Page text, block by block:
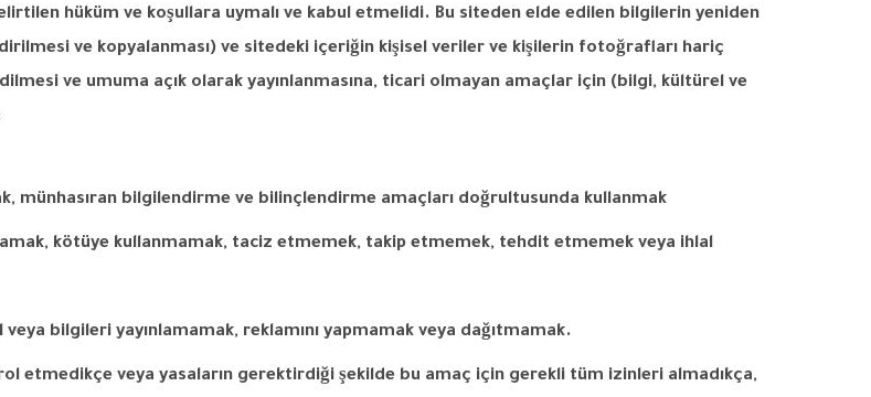
hüküm ve koşullara uymalı ve kabul etmelidi. Bu siteden elde edilen bilgilerin yeniden
ve kopyalanması) ve sitedeki içeriğin kişisel veriler ve kişilerin fotoğrafları hariç
ve umuma açık olarak yayınlanmasına, ticari olmayan amaçlar için (bilgi, kültürel ve
, münhasıran bilgilendirme ve bilinçlendirme amaçları doğrultusunda kullanmak
, kötüye kullanmamak, taciz etmemek, takip etmemek, tehdit etmemek veya ihlal
veya bilgileri yayınlamamak, reklamını yapmamak veya dağıtmamak.
etmedikçe veya yasaların gerektirdiği şekilde bu amaç için gerekli tüm izinleri almadıkça,